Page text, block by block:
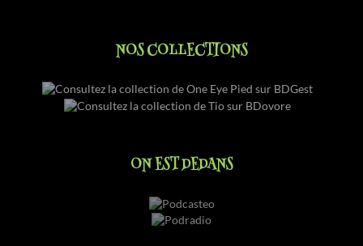
NOS COLLECTIONS
ON EST DEDANS